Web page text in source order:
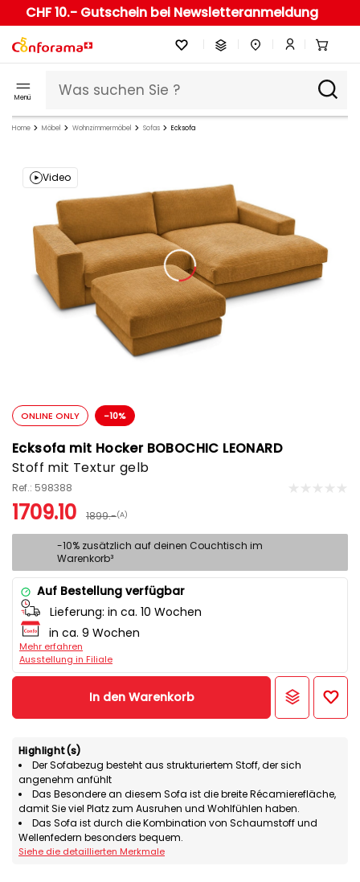
CHF 10.- Gutschein bei Newsletteranmeldung
Menü
Home Möbel Wohnzimmermöbel Sofas Ecksofa
Video
ONLINE ONLY -10%
Ecksofa mit Hocker BOBOCHIC LEONARD
Stoff mit Textur gelb
Ref.: 598388
1709.10 1899.-(A)
-10% zusätzlich auf deinen Couchtisch im
Warenkorb³
Auf Bestellung verfügbar
Lieferung: in ca. 10 Wochen
in ca. 9 Wochen
Mehr erfahren
Ausstellung in Filiale
In den Warenkorb
Highlight(s)
Der Sofabezug besteht aus strukturiertem Stoff, der sich
angenehm anfühlt
Das Besondere an diesem Sofa ist die breite Récamierefläche,
damit Sie viel Platz zum Ausruhen und Wohlfühlen haben.
Das Sofa ist durch die Kombination von Schaumstoff und
Wellenfedern besonders bequem.
Siehe die detaillierten Merkmale